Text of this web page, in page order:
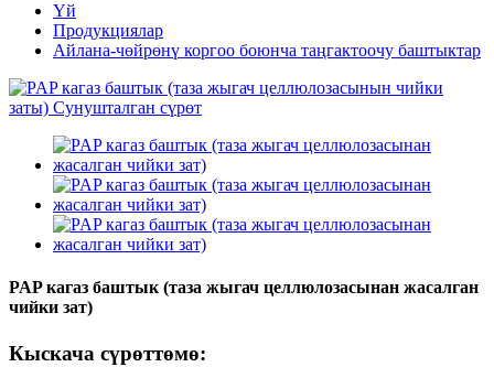
Үй
Продукциялар
Айлана-чөйрөнү коргоо боюнча таңгактоочу баштыктар
PAP кагаз баштык (таза жыгач целлюлозасынан жасалган
чийки зат)
Кыскача сүрөттөмө: